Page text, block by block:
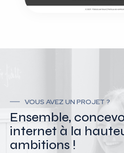
VOUS AVEZ UN PROJET ?
Ensemble,
internet à la
ambitions !